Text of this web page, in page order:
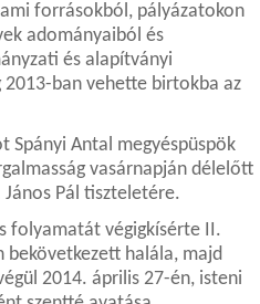
forrásokból, pályázatokon
adományaiból és
és alapítványi
ban vehette birtokba az
Antal megyéspüspök
vasárnapján délelőtt
Pál tiszteletére.
folyamatát végigkísérte II.
bekövetkezett halála, majd
2014. április 27-én, isteni